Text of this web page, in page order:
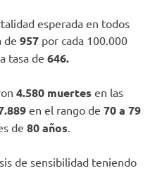
esperada en todos
de 957 por cada 100.000
tasa de 646.
4.580 muertes en las
en el rango de 70 a 79
de 80 años.
de sensibilidad teniendo